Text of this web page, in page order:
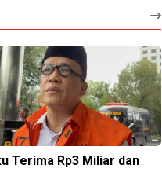
Terima Rp3 Miliar dan